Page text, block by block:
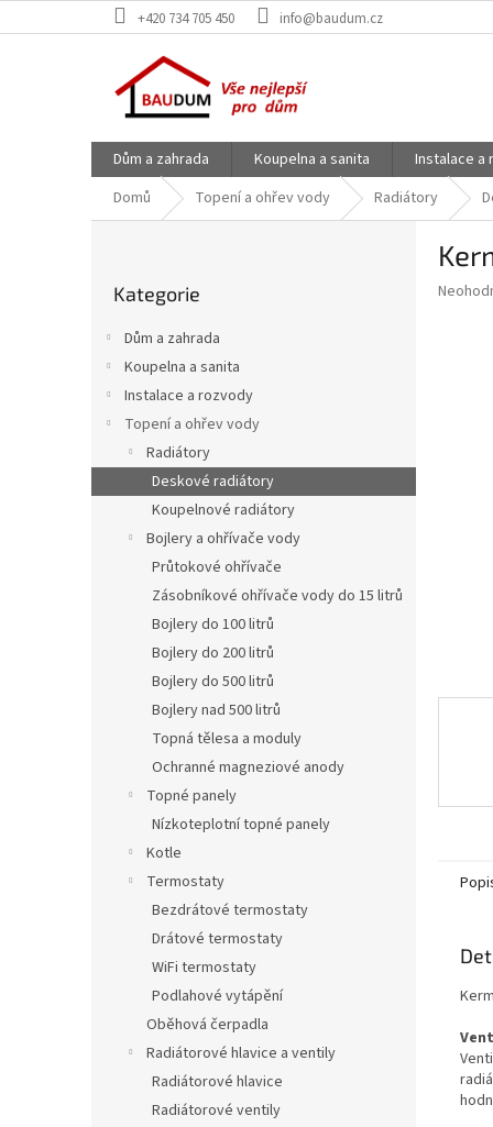
na
+420 734 705 450 info@baudum.cz
Dům a zahrada Koupelna a sanita
Instalace a
Domů
Topení a ohřev vody Radiátory
a
n
kategorie
Kategorie
Dům a zahrada
Koupelna a sanita
Instalace a rozvody
Topení a ohřev vody
Radiátory
Deskové radiátory
Koupelnové radiátory
Bojlery a ohřívače vody
Průtokové ohřívače
Zásobníkové ohřívače vody do 15 litrů
Bojlery do 100 litrů
Bojlery do 200 litrů
Bojlery do 500 litrů
Bojlery nad 500 litrů
Topná tělesa a moduly
Ochranné magneziové anody
Topné panely
Nízkoteplotní topné panely
Kotle
Termostaty
Bezdrátové termostaty
Drátové termostaty
WiFi termostaty
Podlahové vytápění
Oběhová čerpadla
Radiátorové hlavice a ventily
Radiátorové hlavice
Radiátorové ventily